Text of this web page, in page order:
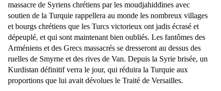
massacre de Syriens chrétiens par les moudjahiddines avec
soutien de la Turquie rappellera au monde les nombreux villages
et bourgs chrétiens que les Turcs victorieux ont jadis écrasé et
dépeuplé, et qui sont maintenant bien oubliés. Les fantômes des
Arméniens et des Grecs massacrés se dresseront au dessus des
ruelles de Smyrne et des rives de Van. Depuis la Syrie brisée, un
Kurdistan définitif verra le jour, qui réduira la Turquie aux
proportions que lui avait dévolues le Traité de Versailles.